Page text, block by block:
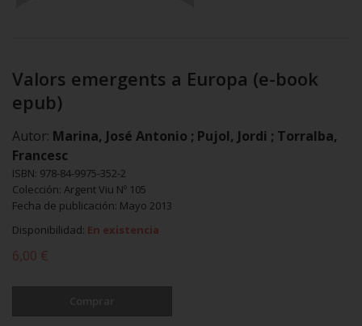
Valors emergents a Europa (e-book
epub)
Autor: Marina, José Antonio ; Pujol, Jordi ; Torralba,
Francesc
ISBN: 978-84-9975-352-2
Colección: Argent Viu Nº 105
Fecha de publicación: Mayo 2013
Disponibilidad: En existencia
6,00 €